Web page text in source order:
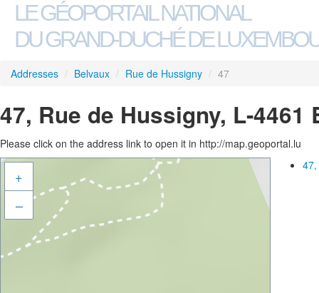
LE GÉOPORTAIL NATIONAL
DU GRAND-DUCHÉ DE
Addresses / Belvaux / Rue de Hussigny / 47
47, Rue de Hussigny, L-4461
Please click on the address link to open it in http://map.geoportal.lu
+
–